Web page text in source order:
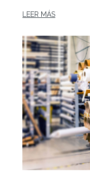
LEER MÁS